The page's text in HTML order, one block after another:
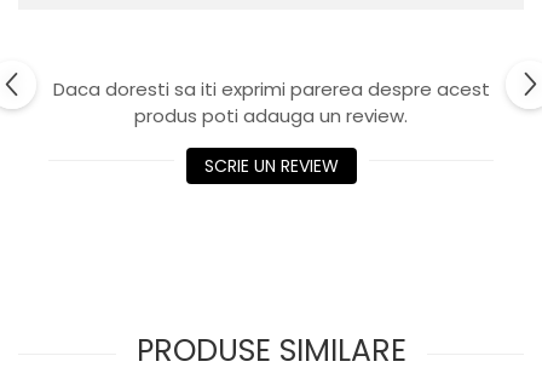
Daca doresti sa iti exprimi parerea despre acest
produs poti adauga un review.
SCRIE UN REVIEW
PRODUSE SIMILARE